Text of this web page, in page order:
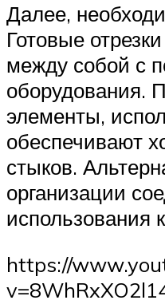
Далее,
Готовые
между собой с
оборудования.
элементы,
обеспечивают
стыков.
организации
использования
https://